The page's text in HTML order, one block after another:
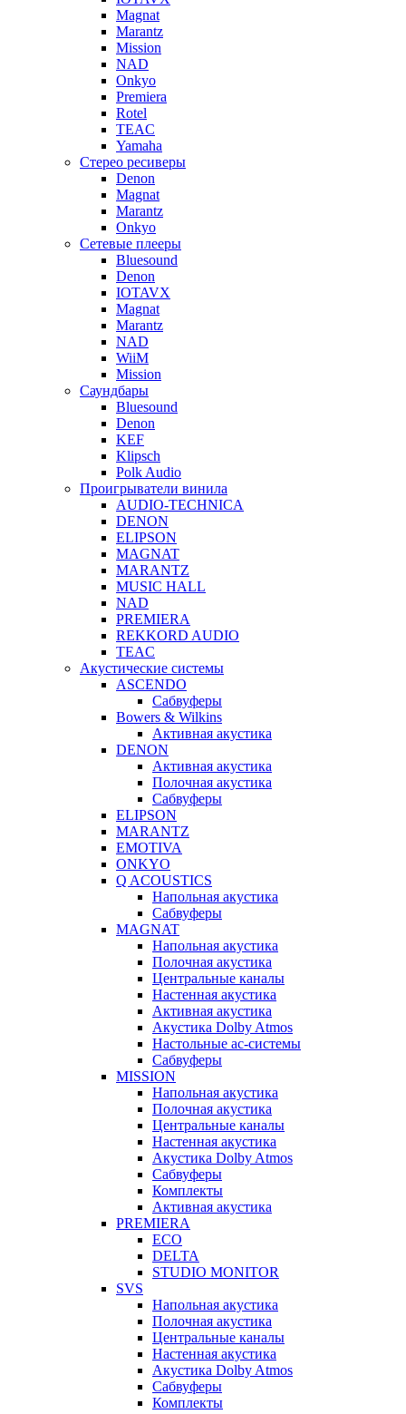
Magnat
Marantz
Mission
NAD
Onkyo
Premiera
Rotel
TEAC
Yamaha
Стерео ресиверы
Denon
Magnat
Marantz
Onkyo
Сетевые плееры
Bluesound
Denon
IOTAVX
Magnat
Marantz
NAD
WiiM
Mission
Саундбары
Bluesound
Denon
KEF
Klipsch
Polk Audio
Проигрыватели винила
AUDIO-TECHNICA
DENON
ELIPSON
MAGNAT
MARANTZ
MUSIC HALL
NAD
PREMIERA
REKKORD AUDIO
TEAC
Акустические системы
ASCENDO
Сабвуферы
Bowers & Wilkins
Активная акустика
DENON
Активная акустика
Полочная акустика
Сабвуферы
ELIPSON
MARANTZ
EMOTIVA
ONKYO
Q ACOUSTICS
Напольная акустика
Сабвуферы
MAGNAT
Напольная акустика
Полочная акустика
Центральные каналы
Настенная акустика
Активная акустика
Акустика Dolby Atmos
Настольные ас-системы
Сабвуферы
MISSION
Напольная акустика
Полочная акустика
Центральные каналы
Настенная акустика
Акустика Dolby Atmos
Сабвуферы
Комплекты
Активная акустика
PREMIERA
ECO
DELTA
STUDIO MONITOR
SVS
Напольная акустика
Полочная акустика
Центральные каналы
Настенная акустика
Акустика Dolby Atmos
Сабвуферы
Комплекты